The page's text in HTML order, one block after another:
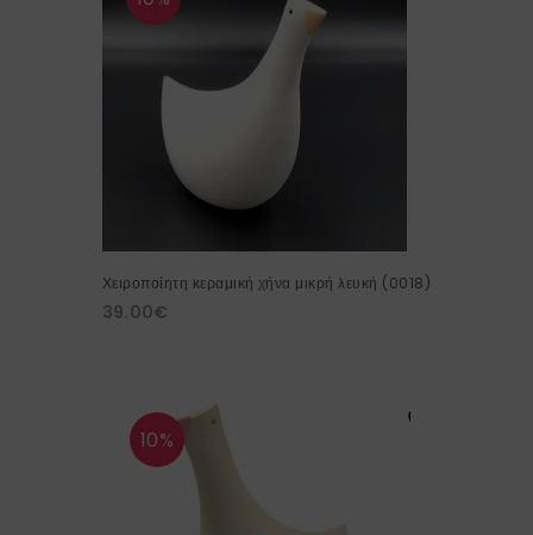
Χειροποίητη κεραμική χήνα μικρή λευκή (0018)
39.00€
10%